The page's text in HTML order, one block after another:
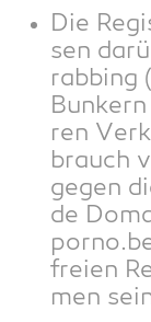
Die
sen
rab­bing
ren
brauch
gegen
de
frei­en
men